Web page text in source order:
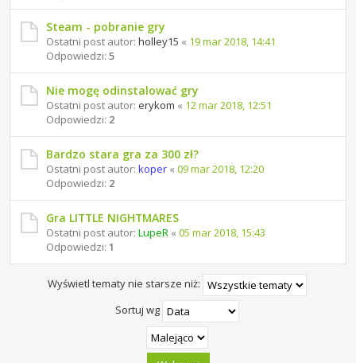
Steam - pobranie gry
Ostatni post autor: holley15 « 19 mar 2018, 14:41
Odpowiedzi: 5
Nie mogę odinstalować gry
Ostatni post autor: erykom « 12 mar 2018, 12:51
Odpowiedzi: 2
Bardzo stara gra za 300 zł?
Ostatni post autor: koper « 09 mar 2018, 12:20
Odpowiedzi: 2
Gra LITTLE NIGHTMARES
Ostatni post autor: LupeR « 05 mar 2018, 15:43
Odpowiedzi: 1
Wyświetl tematy nie starsze niż:
Sortuj wg